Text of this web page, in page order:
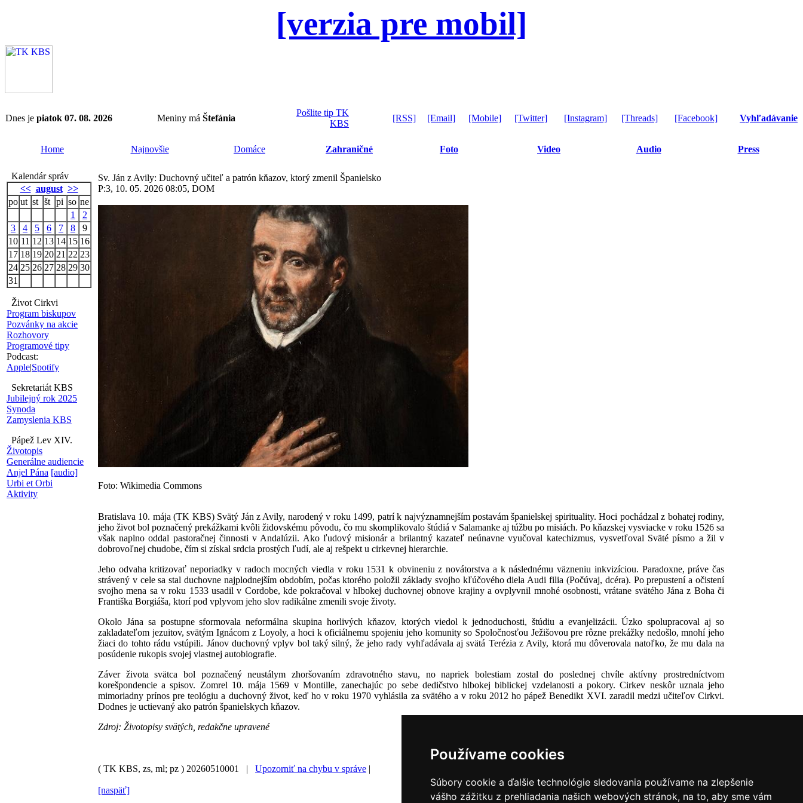
Používame cookies
Súbory cookie a ďalšie technológie sledovania používame na zlepšenie
vášho zážitku z prehliadania našich webových stránok, na to, aby sme vám
[verzia pre mobil]
Dnes je piatok 07. 08. 2026 Meniny má Štefánia
Pošlite tip TK
KBS
[RSS] [Email] [Mobile] [Twitter] [Instagram] [Threads] [Facebook] Vyhľadávanie
Home Najnovšie Domáce Zahraničné Foto Video Audio Press
Kalendár správ
<< august >>
po ut st št pi so ne
1
2
3
4 5 6 7 8
9
10 11 12 13 14 15 16
17 18 19 20 21 22 23
24 25 26 27 28 29 30
31
Život Cirkvi
Program biskupov
Pozvánky na akcie
Rozhovory
Programové tipy
Podcast:
Apple|Spotify
Sekretariát KBS
Jubilejný rok 2025
Synoda
Zamyslenia KBS
Pápež Lev XIV.
Životopis
Generálne audiencie
Anjel Pána [audio]
Urbi et Orbi
Aktivity
Sv. Ján z Avily: Duchovný učiteľ a patrón kňazov, ktorý zmenil Španielsko
P:3, 10. 05. 2026 08:05, DOM
Foto: Wikimedia Commons
Bratislava 10. mája (TK KBS) Svätý Ján z Avily, narodený v roku 1499, patrí k najvýznamnejším postavám španielskej spirituality. Hoci pochádzal z bohatej rodiny,
jeho život bol poznačený prekážkami kvôli židovskému pôvodu, čo mu skomplikovalo štúdiá v Salamanke aj túžbu po misiách. Po kňazskej vysviacke v roku 1526 sa
však naplno oddal pastoračnej činnosti v Andalúzii. Ako ľudový misionár a brilantný kazateľ neúnavne vyučoval katechizmus, vysvetľoval Sväté písmo a žil v
dobrovoľnej chudobe, čím si získal srdcia prostých ľudí, ale aj rešpekt u cirkevnej hierarchie.
Jeho odvaha kritizovať neporiadky v radoch mocných viedla v roku 1531 k obvineniu z novátorstva a k následnému väzneniu inkvizíciou. Paradoxne, práve čas
strávený v cele sa stal duchovne najplodnejším obdobím, počas ktorého položil základy svojho kľúčového diela Audi filia (Počúvaj, dcéra). Po prepustení a očistení
svojho mena sa v roku 1533 usadil v Cordobe, kde pokračoval v hlbokej duchovnej obnove krajiny a ovplyvnil mnohé osobnosti, vrátane svätého Jána z Boha či
Františka Borgiáša, ktorí pod vplyvom jeho slov radikálne zmenili svoje životy.
Okolo Jána sa postupne sformovala neformálna skupina horlivých kňazov, ktorých viedol k jednoduchosti, štúdiu a evanjelizácii. Úzko spolupracoval aj so
zakladateľom jezuitov, svätým Ignácom z Loyoly, a hoci k oficiálnemu spojeniu jeho komunity so Spoločnosťou Ježišovou pre rôzne prekážky nedošlo, mnohí jeho
žiaci do tohto rádu vstúpili. Jánov duchovný vplyv bol taký silný, že jeho rady vyhľadávala aj svätá Terézia z Avily, ktorá mu dôverovala natoľko, že mu dala na
posúdenie rukopis svojej vlastnej autobiografie.
Záver života svätca bol poznačený neustálym zhoršovaním zdravotného stavu, no napriek bolestiam zostal do poslednej chvíle aktívny prostredníctvom
korešpondencie a spisov. Zomrel 10. mája 1569 v Montille, zanechajúc po sebe dedičstvo hlbokej biblickej vzdelanosti a pokory. Cirkev neskôr uznala jeho
mimoriadny prínos pre teológiu a duchovný život, keď ho v roku 1970 vyhlásila za svätého a v roku 2012 ho pápež Benedikt XVI. zaradil medzi učiteľov Cirkvi.
Dodnes je uctievaný ako patrón španielskych kňazov.
Zdroj: Životopisy svätých, redakčne upravené
( TK KBS, zs, ml; pz ) 20260510001 | Upozorniť na chybu v správe |
[naspäť]